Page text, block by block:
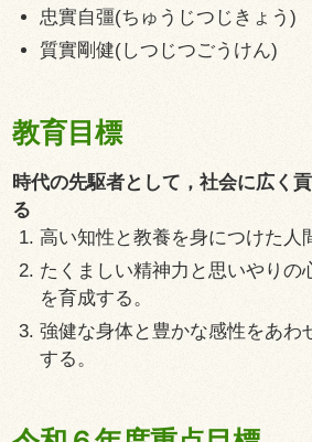
忠實自彊(ちゅうじつじきょう)
質實剛健(しつじつごうけん)
教育目標
時代の先駆者として，社会に広く
る
高い知性と教養を身につけた人
たくましい精神力と思いやりの
を育成する。
強健な身体と豊かな感性をあわ
する。